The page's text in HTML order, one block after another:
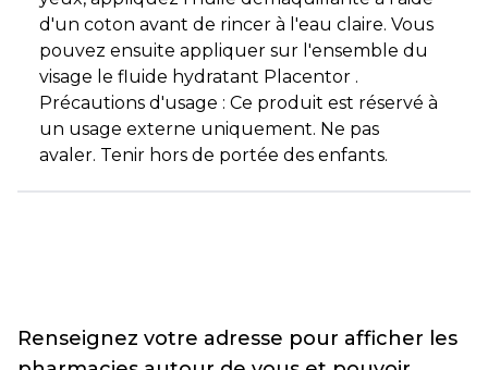
d'un coton avant de rincer à l'eau claire. Vous
pouvez ensuite appliquer sur l'ensemble du
visage le fluide hydratant Placentor .
Précautions d'usage : Ce produit est réservé à
un usage externe uniquement. Ne pas
avaler. Tenir hors de portée des enfants.
Renseignez votre adresse pour afficher les